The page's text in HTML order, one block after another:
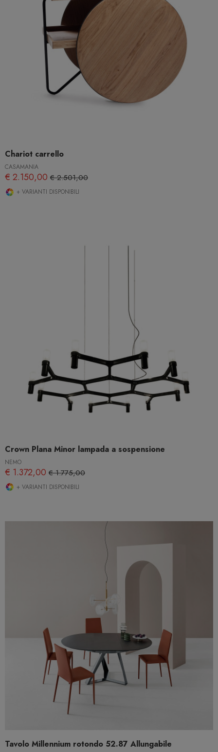
Chariot carrello
CASAMANIA
€ 2.150,00 € 2.501,00
+ VARIANTI DISPONIBILI
Crown Plana Minor lampada a sospensione
NEMO
€ 1.372,00 € 1.775,00
+ VARIANTI DISPONIBILI
Tavolo Millennium rotondo 52.87 Allungabile